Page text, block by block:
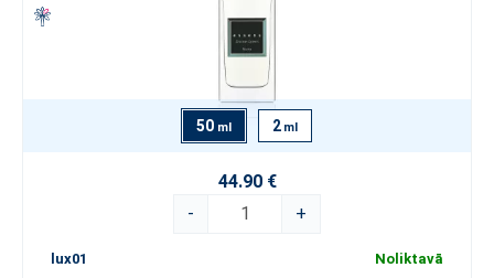
50 ml 2 ml
44.90 €
-
+
lux01 Noliktavā